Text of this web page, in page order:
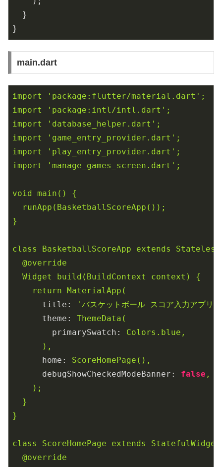
  }
}
main.dart
import 'package:flutter/material.dart' ;
import
'package:intl/intl.dart' ;
import
'database_helper.dart' ;
import
'game_entry_provider.dart' ;
import
'play_entry_provider.dart' ;
import
'manage_games_screen.dart' ;
void main()
{
runApp(BasketballScoreApp());
}
class BasketballScoreApp extends
@override
Widget
build(BuildContext context)
{
return
MaterialApp(
title:
'バスケットボール スコア入力アプリ'
theme:
ThemeData(
primarySwatch:
Colors.blue,
),
home:
ScoreHomePage(),
debugShowCheckedModeBanner:
false ,
);
}
}
class ScoreHomePage extends
StatefulWidget
@override